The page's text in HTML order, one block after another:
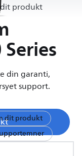
produkt
din garanti,
support.
dit produkt